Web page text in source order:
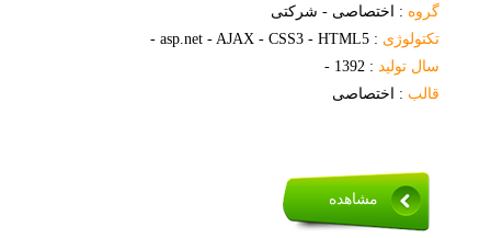
گروه : اختصاصی - شرکتی
تکتولوژی : asp.net - AJAX - CSS3 - HTML5 -
سال تولید : 1392 -
قالب : اختصاصی
مشاهده